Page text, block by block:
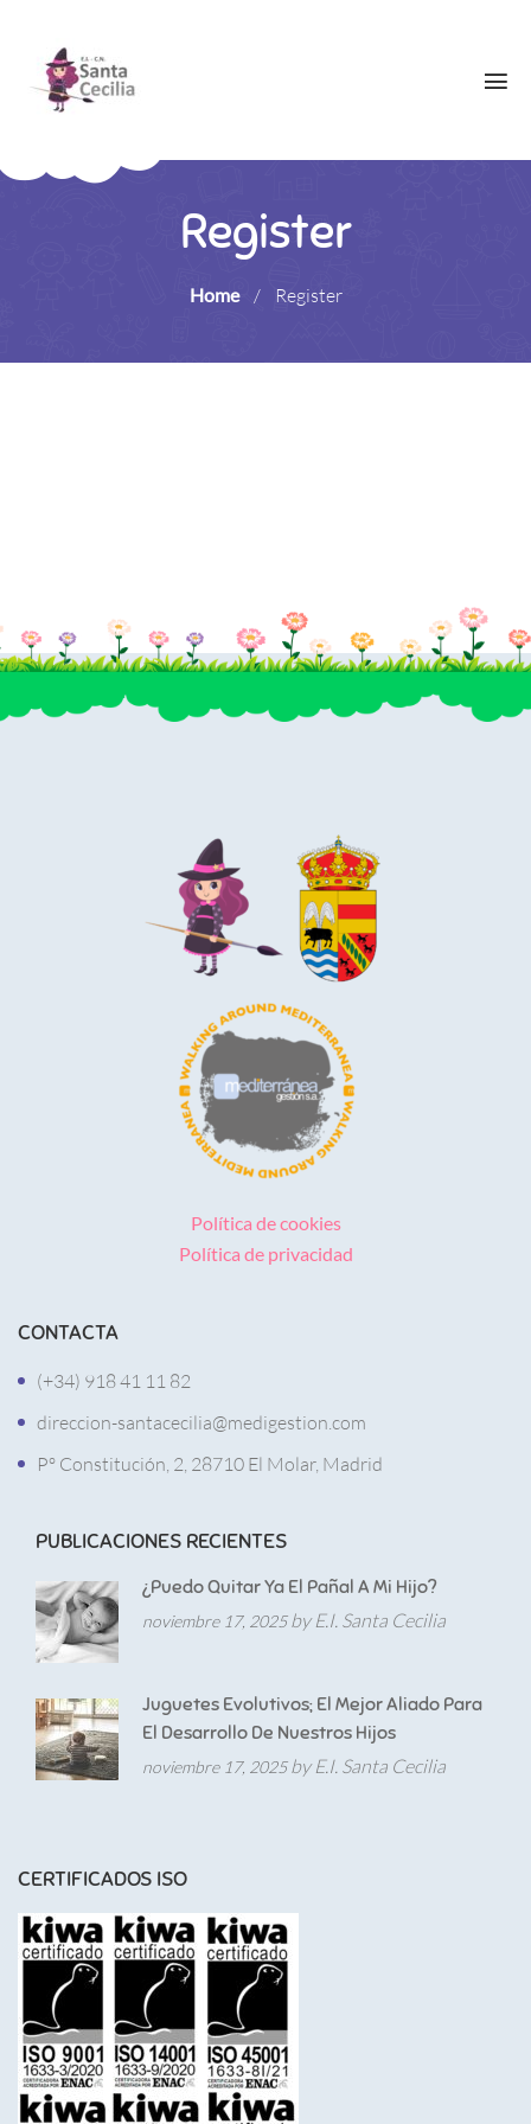
Register
Home / Register
Política de cookies
Política de privacidad
CONTACTA
(+34) 918 41 11 82
direccion-santacecilia@medigestion.com
Pº Constitución, 2, 28710 El Molar, Madrid
PUBLICACIONES RECIENTES
¿Puedo Quitar Ya El Pañal A Mi Hijo?
noviembre 17, 2025 by E.I. Santa Cecilia
Juguetes Evolutivos; El Mejor Aliado Para
El Desarrollo De Nuestros Hijos
noviembre 17, 2025 by E.I. Santa Cecilia
CERTIFICADOS ISO